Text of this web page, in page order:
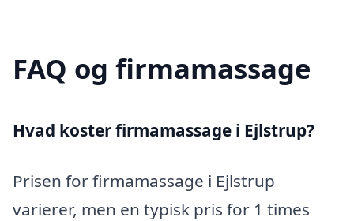
FAQ og firmamassage
Hvad koster firmamassage i Ejlstrup?
Prisen for firmamassage i Ejlstrup
varierer, men en typisk pris for 1 times